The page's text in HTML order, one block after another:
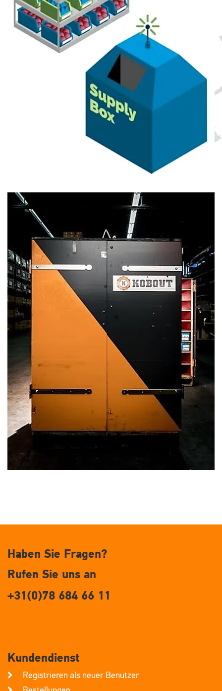
Haben Sie Fragen?
Rufen Sie uns an
+31(0)78 684 66 11
Kundendienst
Registrieren als neuer Benutzer